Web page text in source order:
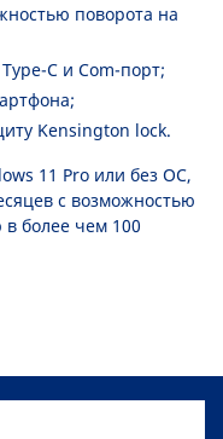
поворота на
C и Com-порт;
Kensington lock.
11 Pro или без ОС,
с возможностью
в более чем 100